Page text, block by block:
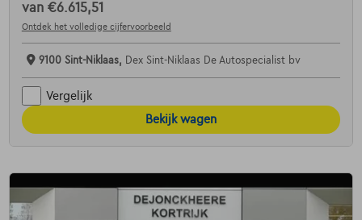
van €6.615,51
Ontdek het volledige cijfervoorbeeld
9100 Sint-Niklaas, Dex Sint-Niklaas De Autospecialist bv
Vergelijk
Bekijk wagen